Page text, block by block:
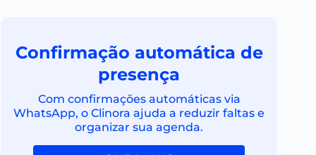
Confirmação automática de
presença
Com confirmações automáticas via
WhatsApp, o Clinora ajuda a reduzir faltas e
organizar sua agenda.